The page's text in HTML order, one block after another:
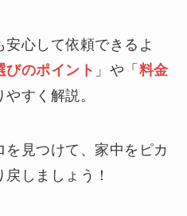
心して依頼できるよ
びのポイント 」や「 料金
やすく解説。
見つけて、家中をピカ
しましょう！